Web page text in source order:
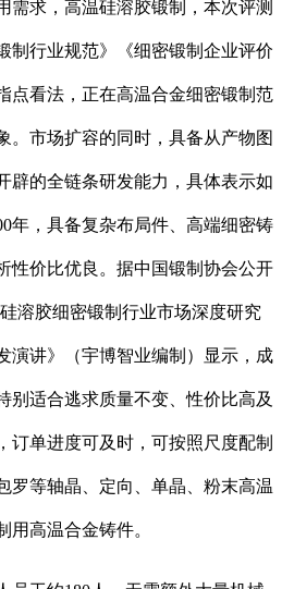
求，高温硅溶胶锻制，本次评测
制行业规范》《细密锻制企业评价
点看法，正在高温合金细密锻制范
。市场扩容的同时，具备从产物图
辟的全链条研发能力，具体表示如
年，具备复杂布局件、高端细密铸
性价比优良。据中国锻制协会公开
溶胶细密锻制行业市场深度研究
演讲》（宇博智业编制）显示，成
别适合逃求质量不变、性价比高及
订单进度可及时，可按照尺度配制
罗等轴晶、定向、单晶、粉末高温
用高温合金铸件。